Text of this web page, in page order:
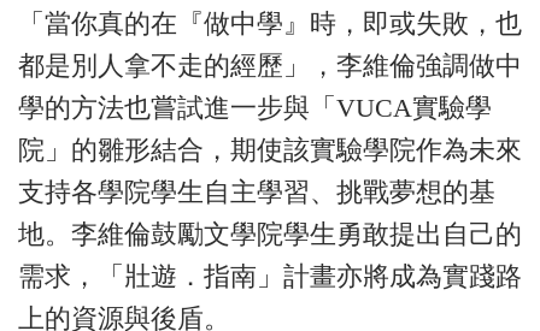
「當你真的在『做中學』時，即或失敗，也
都是別人拿不走的經歷」，李維倫強調做中
學的方法也嘗試進一步與「VUCA實驗學
院」的雛形結合，期使該實驗學院作為未來
支持各學院學生自主學習、挑戰夢想的基
地。李維倫鼓勵文學院學生勇敢提出自己的
需求，「壯遊．指南」計畫亦將成為實踐路
上的資源與後盾。